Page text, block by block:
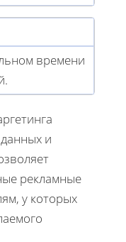
времени
и
рекламные
у которых